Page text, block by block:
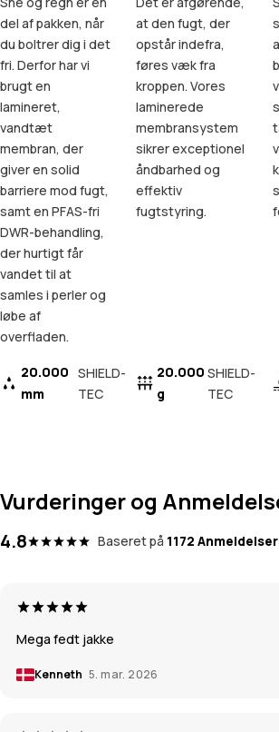
del af pakken, når
du boltrer dig i det
fri. Derfor har vi
brugt en
lamineret,
vandtæt
membran, der
giver en solid
barriere mod fugt,
samt en PFAS-fri
DWR-behandling,
der hurtigt får
vandet til at
samles i perler og
løbe af
overfladen.
20.000
mm
SHIELD-
TEC
at den fugt, der
opstår indefra,
føres væk fra
kroppen. Vores
laminerede
membransystem
sikrer exceptionel
åndbarhed og
effektiv
fugtstyring.
20.000
g
SHIELD-
TEC
Vurderinger og
4.8 Baseret på 1172 Anmeldelser
Mega fedt jakke
Kenneth 5. mar. 2026